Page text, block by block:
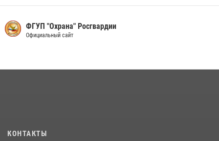
В Липецке росгвардейцы обеспечили правопорядок во время
21 июля 2026, 12:34
ФГУП "Охрана" Росгвардии
Официальный сайт
КОНТАКТЫ